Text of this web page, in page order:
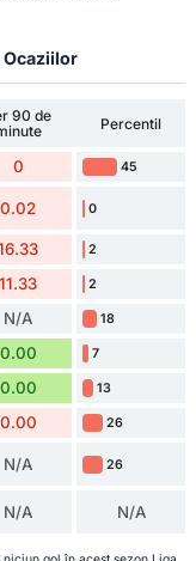
Ocaziilor
90 de
Percentil
0 45
0.02 0
2
11.33 2
N/A 18
0.00 7
0.00 13
0.00 26
N/A 26
N/A N/A